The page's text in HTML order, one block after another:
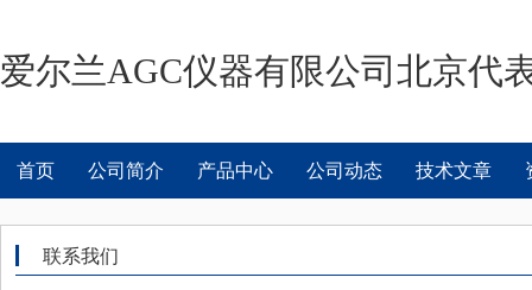
爱尔兰AGC仪器有限公司北京代
首页 公司简介 产品中心 公司动态 技术文章
联系我们